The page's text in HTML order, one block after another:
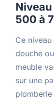
500 à
Ce
douche
meuble
sur une